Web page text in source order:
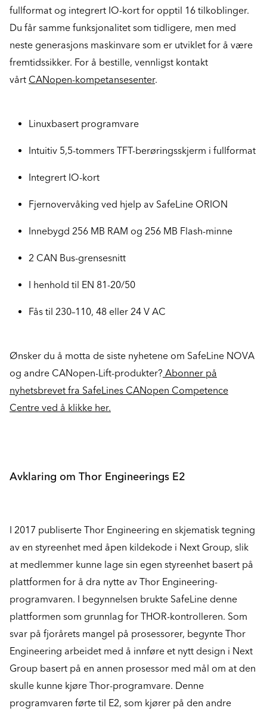
fullformat og integrert IO-kort for opptil 16 tilkoblinger.
Du får samme funksjonalitet som tidligere, men med
neste generasjons maskinvare som er utviklet for å være
fremtidssikker. For å bestille, vennligst kontakt
vårt CANopen-kompetansesenter.
Linuxbasert programvare
Intuitiv 5,5-tommers TFT-berøringsskjerm i fullformat
Integrert IO-kort
Fjernovervåking ved hjelp av SafeLine ORION
Innebygd 256 MB RAM og 256 MB Flash-minne
2 CAN Bus-grensesnitt
I henhold til EN 81-20/50
Fås til 230–110, 48 eller 24 V AC
Ønsker du å motta de siste nyhetene om SafeLine NOVA
og andre CANopen-Lift-produkter? Abonner på
nyhetsbrevet fra SafeLines CANopen Competence
Centre ved å klikke her.
Avklaring om Thor Engineerings E2
I 2017 publiserte Thor Engineering en skjematisk tegning
av en styreenhet med åpen kildekode i Next Group, slik
at medlemmer kunne lage sin egen styreenhet basert på
plattformen for å dra nytte av Thor Engineering-
programvaren. I begynnelsen brukte SafeLine denne
plattformen som grunnlag for THOR-kontrolleren. Som
svar på fjorårets mangel på prosessorer, begynte Thor
Engineering arbeidet med å innføre et nytt design i Next
Group basert på en annen prosessor med mål om at den
skulle kunne kjøre Thor-programvare. Denne
programvaren førte til E2, som kjører på den andre